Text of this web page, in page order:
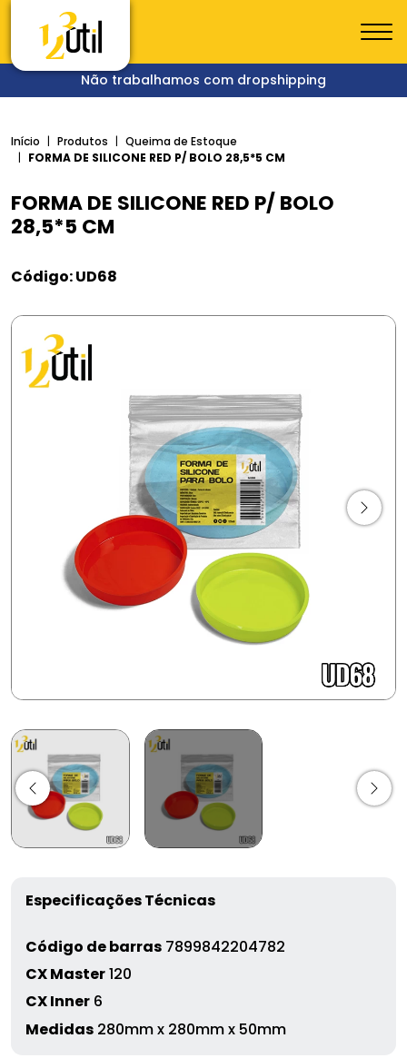
Não trabalhamos com dropshipping
Início Produtos
Queima de Estoque
FORMA DE SILICONE RED P/ BOLO 28,5*5 CM
FORMA DE SILICONE RED P/ BOLO
28,5*5 CM
Código: UD68
Especificações Técnicas
Código de barras 7899842204782
CX Master120
CX Inner 6
Medidas 280mm x 280mm x 50mm